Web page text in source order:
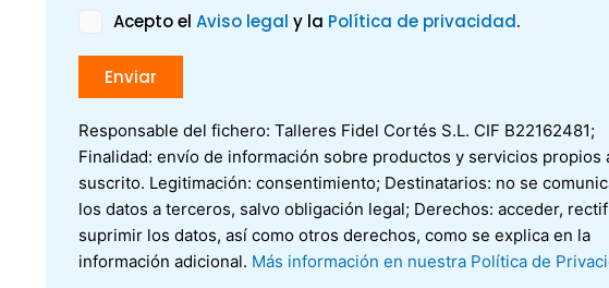
Acepto el Aviso legal y la Política de privacidad.
Responsable del fichero: Talleres Fidel Cortés S.L. CIF B22162481;
Finalidad: envío de información sobre productos y servicios propios
suscrito. Legitimación: consentimiento; Destinatarios: no se
los datos a terceros, salvo obligación legal; Derechos: acceder,
suprimir los datos, así como otros derechos, como se explica en la
información adicional. Más información en nuestra Política de